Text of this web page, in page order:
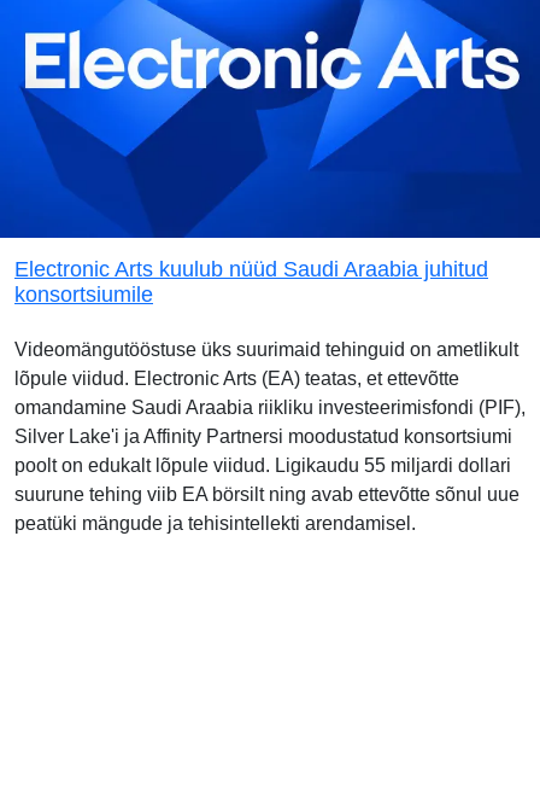
Electronic Arts kuulub nüüd Saudi Araabia juhitud
konsortsiumile
Videomängutööstuse üks suurimaid tehinguid on ametlikult
lõpule viidud. Electronic Arts (EA) teatas, et ettevõtte
omandamine Saudi Araabia riikliku investeerimisfondi (PIF),
Silver Lake'i ja Affinity Partnersi moodustatud konsortsiumi
poolt on edukalt lõpule viidud. Ligikaudu 55 miljardi dollari
suurune tehing viib EA börsilt ning avab ettevõtte sõnul uue
peatüki mängude ja tehisintellekti arendamisel.